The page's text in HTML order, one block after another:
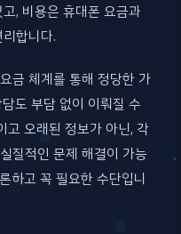
, 비용은 휴대폰 요금과
합니다.
금 체계를 통해 정당한 가
도 부담 없이 이뤄질 수
고 오래된 정보가 아닌, 각
질적인 문제 해결이 가능
하고 꼭 필요한 수단입니